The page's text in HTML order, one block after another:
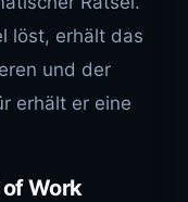
löst, erhält das
und der
erhält er eine
Work